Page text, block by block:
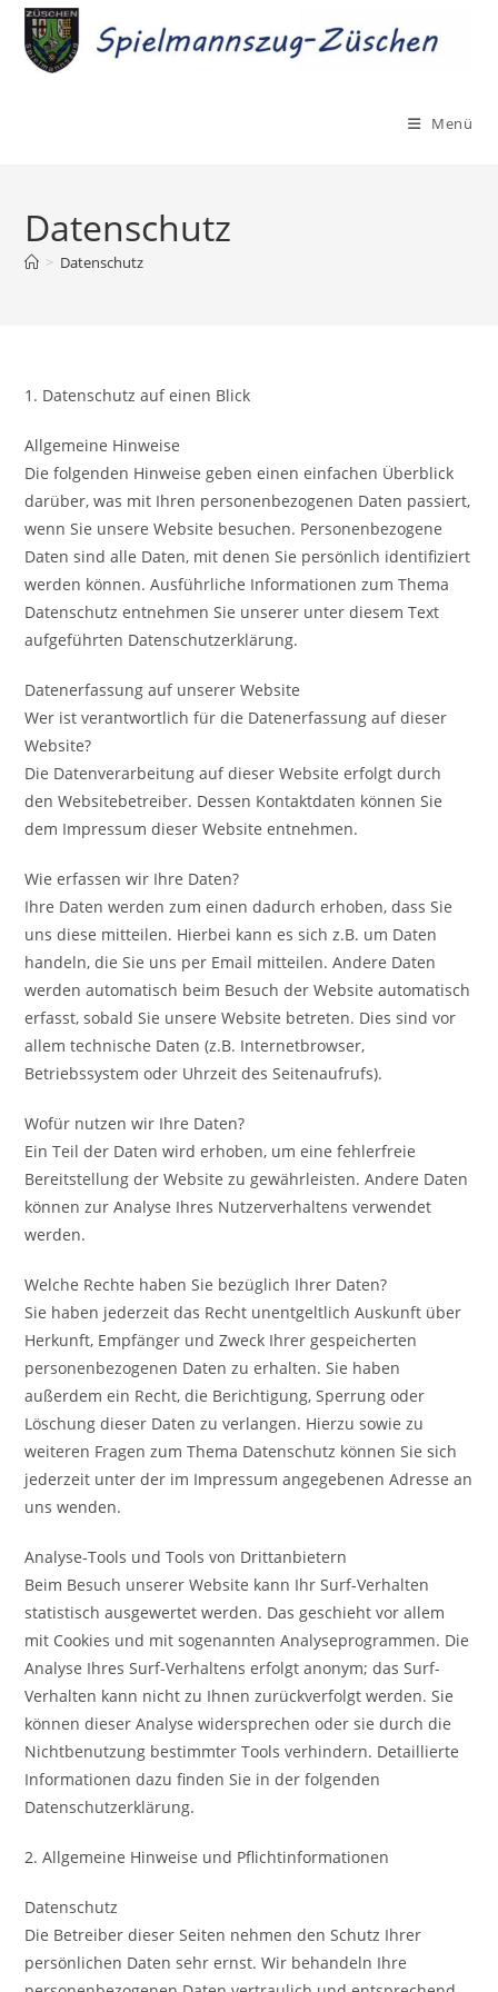
Menü
Datenschutz
> Datenschutz
1. Datenschutz auf einen Blick
Allgemeine Hinweise
Die folgenden Hinweise geben einen einfachen Überblick
darüber, was mit Ihren personenbezogenen Daten passiert,
wenn Sie unsere Website besuchen. Personenbezogene
Daten sind alle Daten, mit denen Sie persönlich identifiziert
werden können. Ausführliche Informationen zum Thema
Datenschutz entnehmen Sie unserer unter diesem Text
aufgeführten Datenschutzerklärung.
Datenerfassung auf unserer Website
Wer ist verantwortlich für die Datenerfassung auf dieser
Website?
Die Datenverarbeitung auf dieser Website erfolgt durch
den Websitebetreiber. Dessen Kontaktdaten können Sie
dem Impressum dieser Website entnehmen.
Wie erfassen wir Ihre Daten?
Ihre Daten werden zum einen dadurch erhoben, dass Sie
uns diese mitteilen. Hierbei kann es sich z.B. um Daten
handeln, die Sie uns per Email mitteilen. Andere Daten
werden automatisch beim Besuch der Website automatisch
erfasst, sobald Sie unsere Website betreten. Dies sind vor
allem technische Daten (z.B. Internetbrowser,
Betriebssystem oder Uhrzeit des Seitenaufrufs).
Wofür nutzen wir Ihre Daten?
Ein Teil der Daten wird erhoben, um eine fehlerfreie
Bereitstellung der Website zu gewährleisten. Andere Daten
können zur Analyse Ihres Nutzerverhaltens verwendet
werden.
Welche Rechte haben Sie bezüglich Ihrer Daten?
Sie haben jederzeit das Recht unentgeltlich Auskunft über
Herkunft, Empfänger und Zweck Ihrer gespeicherten
personenbezogenen Daten zu erhalten. Sie haben
außerdem ein Recht, die Berichtigung, Sperrung oder
Löschung dieser Daten zu verlangen. Hierzu sowie zu
weiteren Fragen zum Thema Datenschutz können Sie sich
jederzeit unter der im Impressum angegebenen Adresse an
uns wenden.
Analyse-Tools und Tools von Drittanbietern
Beim Besuch unserer Website kann Ihr Surf-Verhalten
statistisch ausgewertet werden. Das geschieht vor allem
mit Cookies und mit sogenannten Analyseprogrammen. Die
Analyse Ihres Surf-Verhaltens erfolgt anonym; das Surf-
Verhalten kann nicht zu Ihnen zurückverfolgt werden. Sie
können dieser Analyse widersprechen oder sie durch die
Nichtbenutzung bestimmter Tools verhindern. Detaillierte
Informationen dazu finden Sie in der folgenden
Datenschutzerklärung.
2. Allgemeine Hinweise und Pflichtinformationen
Datenschutz
Die Betreiber dieser Seiten nehmen den Schutz Ihrer
persönlichen Daten sehr ernst. Wir behandeln Ihre